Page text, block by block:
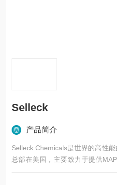
Selleck
产品简介
Selleck Chemicals是世界的高性
总部在美国，主要致力于提供
信号通路的高特异性小分子抑制剂